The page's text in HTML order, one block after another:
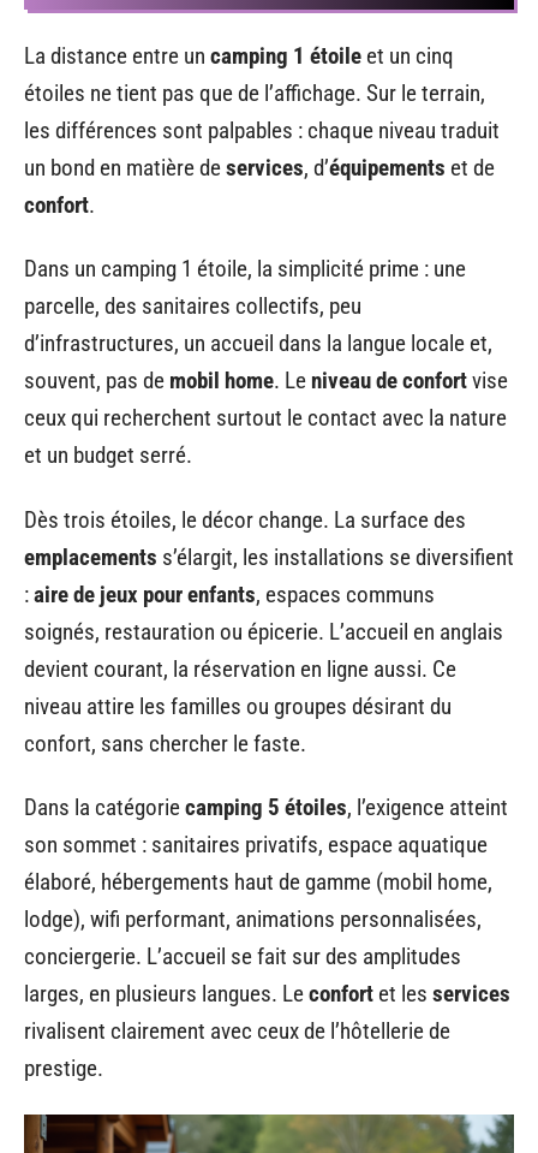
La distance entre un camping 1 étoile et un cinq
étoiles ne tient pas que de l’affichage. Sur le terrain,
les différences sont palpables : chaque niveau traduit
un bond en matière deservices, d’équipements et de
confort.
Dans un camping 1 étoile, la simplicité prime : une
parcelle, des sanitaires collectifs, peu
d’infrastructures, un accueil dans la langue locale et,
souvent, pas de mobil home. Le niveau de confortvise
ceux qui recherchent surtout le contact avec la nature
et un budget serré.
Dès trois étoiles, le décor change. La surface des
emplacements s’élargit, les installations se diversifient
:aire de jeux pour enfants, espaces communs
soignés, restauration ou épicerie. L’accueil en anglais
devient courant, la réservation en ligne aussi. Ce
niveau attire les familles ou groupes désirant du
confort, sans chercher le faste.
Dans la catégoriecamping 5 étoiles, l’exigence atteint
son sommet : sanitaires privatifs, espace aquatique
élaboré, hébergements haut de gamme (mobil home,
lodge), wifi performant, animations personnalisées,
conciergerie. L’accueil se fait sur des amplitudes
larges, en plusieurs langues. Leconfort et les services
rivalisent clairement avec ceux de l’hôtellerie de
prestige.